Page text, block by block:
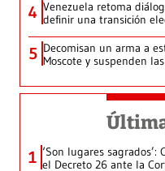
4 Venezuela retoma
definir una transición
5 Decomisan un arma a
Moscote y suspenden
1 ‘Son lugares
el Decreto 26 ante la